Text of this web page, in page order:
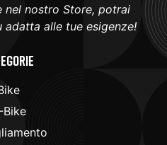
nel nostro Store, potrai
alle tue esigenze!
Bike